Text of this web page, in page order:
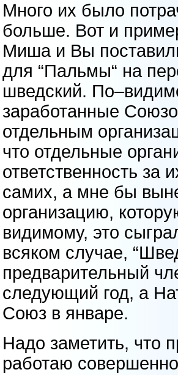
Много их было
больше. Вот и
Миша и Вы
для “Пальмы“ на
шведский.
заработанные
отдельным
что отдельные
ответственность за
самих, а мне бы
организацию,
видимому, это
всяком случае,
предварительный
следующий год, а
Союз в январе.
Надо заметить, что
работаю